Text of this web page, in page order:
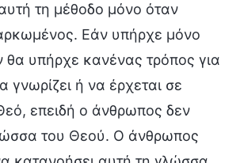
τη μέθοδο μόνο όταν
Εάν υπήρχε μόνο
θα υπήρχε κανένας τρόπος για
γνωρίζει ή να έρχεται σε
επειδή ο άνθρωπος δεν
του Θεού. Ο άνθρωπος